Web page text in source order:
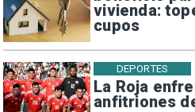
vivienda:
cupos
La Roja
anfitriones
DEPORTES